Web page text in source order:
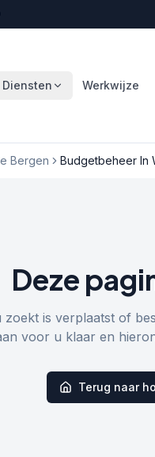
Diensten Werkwijze
Bergen Budgetbeheer In
Deze
zoekt is verplaatst of
voor u klaar en
Terug naar